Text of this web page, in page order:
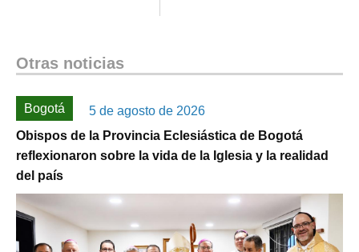
Otras noticias
Bogotá
5 de agosto de 2026
Obispos de la Provincia Eclesiástica de Bogotá
reflexionaron sobre la vida de la Iglesia y la realidad
del país